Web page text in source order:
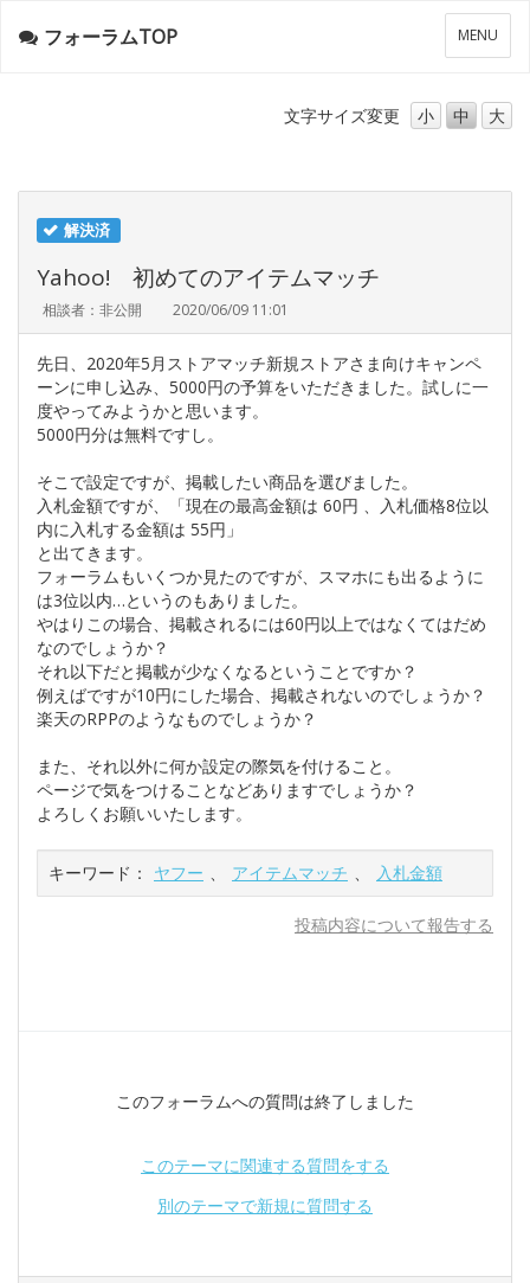
メ
ニ
ー
MENU
フォーラムTOP
文字サイズ変更 小 中 大
解決済
Yahoo! 初めてのアイテムマッチ
相談者：非公開 2020/06/09 11:01
先日、2020年5月ストアマッチ新規ストアさま向けキャンペ
ーンに申し込み、5000円の予算をいただきました。試しに一
度やってみようかと思います。
5000円分は無料ですし。
そこで設定ですが、掲載したい商品を選びました。
入札金額ですが、「現在の最高金額は 60円 、入札価格8位以
内に入札する金額は 55円」
と出てきます。
フォーラムもいくつか見たのですが、スマホにも出るように
は3位以内…というのもありました。
やはりこの場合、掲載されるには60円以上ではなくてはだめ
なのでしょうか？
それ以下だと掲載が少なくなるということですか？
例えばですが10円にした場合、掲載されないのでしょうか？
楽天のRPPのようなものでしょうか？
また、それ以外に何か設定の際気を付けること。
ページで気をつけることなどありますでしょうか？
よろしくお願いいたします。
キーワード： ヤフー 、 アイテムマッチ 、 入札金額
投稿内容について報告する
このフォーラムへの質問は終了しました
このテーマに関連する質問をする
別のテーマで新規に質問する